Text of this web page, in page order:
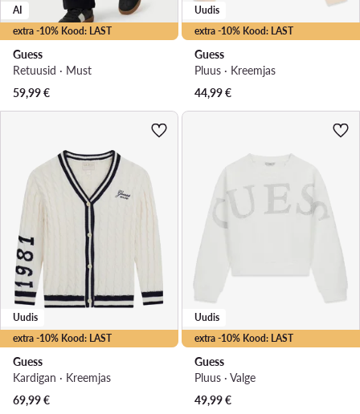
extra -10% Kood: LAST
AI
Guess
Retuusid · Must
59,99€
extra -10% Kood: LAST
Uudis
Guess
Pluus · Kreemjas
44,99€
extra -10% Kood: LAST
Uudis
Guess
Kardigan · Kreemjas
69,99€
extra -10% Kood: LAST
Uudis
Guess
Pluus · Valge
49,99€